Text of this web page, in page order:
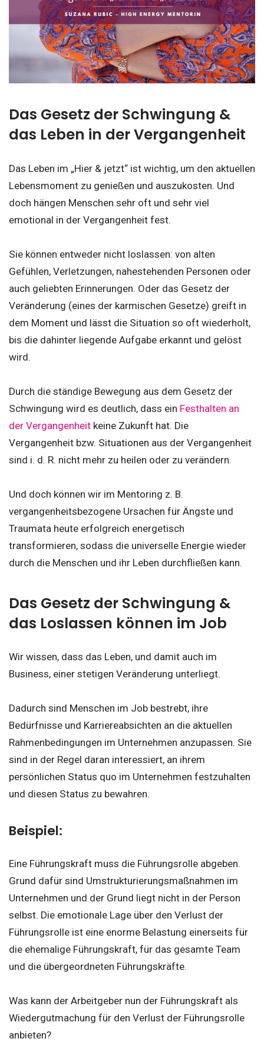
Das Gesetz der Schwingung &
das Leben in der Vergangenheit
Das Leben im „Hier & jetzt“ ist wichtig, um den aktuellen
Lebensmoment zu genießen und auszukosten. Und
doch hängen Menschen sehr oft und sehr viel
emotional in der Vergangenheit fest.
Sie können entweder nicht loslassen: von alten
Gefühlen, Verletzungen, nahestehenden Personen oder
auch geliebten Erinnerungen. Oder das Gesetz der
Veränderung (eines der karmischen Gesetze) greift in
dem Moment und lässt die Situation so oft wiederholt,
bis die dahinter liegende Aufgabe erkannt und gelöst
wird.
Durch die ständige Bewegung aus dem Gesetz der
Schwingung wird es deutlich, dass ein Festhalten an
der Vergangenheit keine Zukunft hat. Die
Vergangenheit bzw. Situationen aus der Vergangenheit
sind i. d. R. nicht mehr zu heilen oder zu verändern.
Und doch können wir im Mentoring z. B.
vergangenheitsbezogene Ursachen für Ängste und
Traumata heute erfolgreich energetisch
transformieren, sodass die universelle Energie wieder
durch die Menschen und ihr Leben durchfließen kann.
Das Gesetz der Schwingung &
das Loslassen können im Job
Wir wissen, dass das Leben, und damit auch im
Business, einer stetigen Veränderung unterliegt.
Dadurch sind Menschen im Job bestrebt, ihre
Bedürfnisse und Karriereabsichten an die aktuellen
Rahmenbedingungen im Unternehmen anzupassen. Sie
sind in der Regel daran interessiert, an ihrem
persönlichen Status quo im Unternehmen festzuhalten
und diesen Status zu bewahren.
Beispiel:
Eine Führungskraft muss die Führungsrolle abgeben.
Grund dafür sind Umstrukturierungsmaßnahmen im
Unternehmen und der Grund liegt nicht in der Person
selbst. Die emotionale Lage über den Verlust der
Führungsrolle ist eine enorme Belastung einerseits für
die ehemalige Führungskraft, für das gesamte Team
und die übergeordneten Führungskräfte.
Was kann der Arbeitgeber nun der Führungskraft als
Wiedergutmachung für den Verlust der Führungsrolle
anbieten?